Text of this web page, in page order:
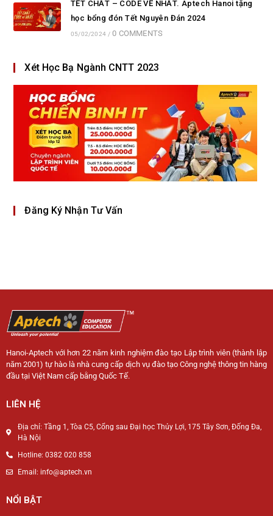
TẾT CHẤT – CODE VỀ NHẤT. Aptech Hanoi tặng
học bổng đón Tết Nguyên Đán 2024
05/02/2024 / 0 COMMENTS
Xét Học Bạ Ngành CNTT 2023
Đăng Ký Nhận Tư Vấn
Hanoi-Aptech với hơn 22 năm kinh nghiệm đào tạo Lập trình viên (thành lập
năm 2001) tự hào là nhà cung cấp dịch vụ đào tạo Công nghệ thông tin hàng
đầu tại Việt Nam cấp bằng Quốc Tế.
LIÊN HỆ
Địa chỉ: Tầng 1, Tòa C5, Cổng sau Đại học Thủy Lợi, 175 Tây Sơn, Đống Đa,
Hà Nội
Hotline: 0382 020 858
Email: info@aptech.vn
NỔI BẬT